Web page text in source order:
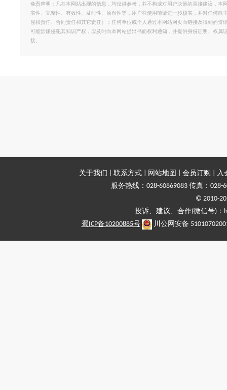
免责声明：凡在本网站出现的信息，均仅供参考，并不构成对用户决策的直接建议，
实性、完整性、有效性、及时性、原创性等，用户在使用前请进一步核实，并对任何
侵权责任、合同责任和其它责任）；任何单位或个人通过本网站网页而链接及得到的
可能涉嫌侵犯其知识产权，应及时向本网站提出书面权利通知，并提供身份证明、权
接。
关于我们 联系方式 网站地图 会员订购
入
服务热线：028-60869083 传真：028-
© 2010-
投诉、建议、合作(微信号)
蜀ICP备10200885号
川公网安备